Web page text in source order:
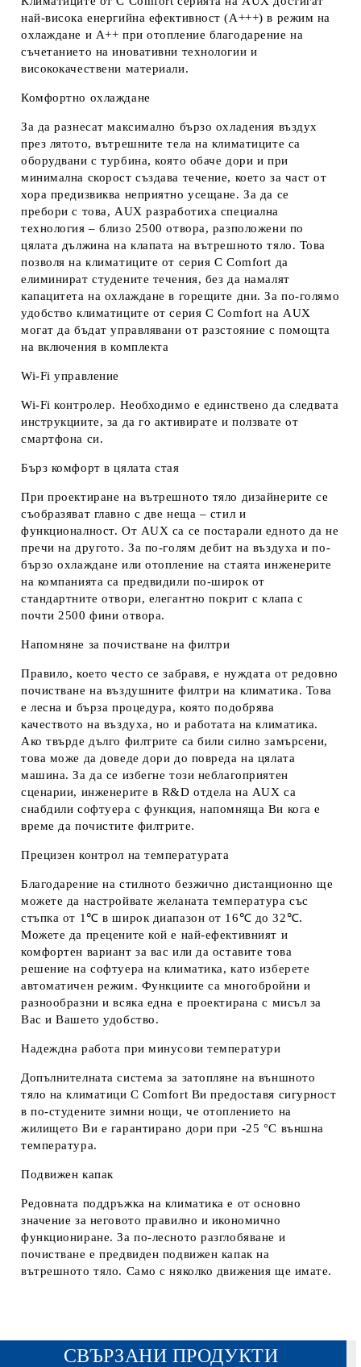
най-висока енергийна ефективност (А+++) в режим на
охлаждане и А++ при отопление благодарение на
съчетанието на иновативни технологии и
висококачествени материали.
Комфортно охлаждане
За да разнесат максимално бързо охладения въздух
през лятото, вътрешните тела на климатиците са
оборудвани с турбина, която обаче дори и при
минимална скорост създава течение, което за част от
хора предизвиква неприятно усещане. За да се
пребори с това, AUX разработиха специална
технология – близо 2500 отвора, разположени по
цялата дължина на клапата на вътрешното тяло. Това
позволя на климатиците от серия C Comfort да
елиминират студените течения, без да намалят
капацитета на охлаждане в горещите дни. За по-голямо
удобство климатиците от серия C Comfort на AUX
могат да бъдат управлявани от разстояние с помощта
на включения в комплекта
Wi-Fi управление
Wi-Fi контролер. Необходимо е единствено да следвата
инструкциите, за да го активирате и ползвате от
смартфона си.
Бърз комфорт в цялата стая
При проектиране на вътрешното тяло дизайнерите се
съобразяват главно с две неща – стил и
функционалност. От AUX са се постарали едното да не
пречи на другото. За по-голям дебит на въздуха и по-
бързо охлаждане или отопление на стаята инженерите
на компанията са предвидили по-широк от
стандартните отвори, елегантно покрит с клапа с
почти 2500 фини отвора.
Напомняне за почистване на филтри
Правило, което често се забравя, е нуждата от редовно
почистване на въздушните филтри на климатика. Това
е лесна и бърза процедура, която подобрява
качеството на въздуха, но и работата на климатика.
Ако твърде дълго филтрите са били силно замърсени,
това може да доведе дори до повреда на цялата
машина. За да се избегне този неблагоприятен
сценарии, инженерите в R&D отдела на AUX са
снабдили софтуера с функция, напомняща Ви кога е
време да почистите филтрите.
Прецизен контрол на температурата
Благодарение на стилното безжично дистанционно ще
можете да настройвате желаната температура със
стъпка от 1℃ в широк диапазон от 16℃ до 32℃.
Можете да прецените кой е най-ефективният и
комфортен вариант за вас или да оставите това
решение на софтуера на климатика, като изберете
автоматичен режим. Функциите са многобройни и
разнообразни и всяка една е проектирана с мисъл за
Вас и Вашето удобство.
Надеждна работа при минусови температури
Допълнителната система за затопляне на външното
тяло на климатици C Comfort Ви предоставя сигурност
в по-студените зимни нощи, че отоплението на
жилището Ви е гарантирано дори при -25 °C външна
температура.
Подвижен капак
Редовната поддръжка на климатика е от основно
значение за неговото правилно и икономично
функциониране. За по-лесното разглобяване и
почистване е предвиден подвижен капак на
вътрешното тяло. Само с няколко движения ще имате.
СВЪРЗАНИ ПРОДУКТИ